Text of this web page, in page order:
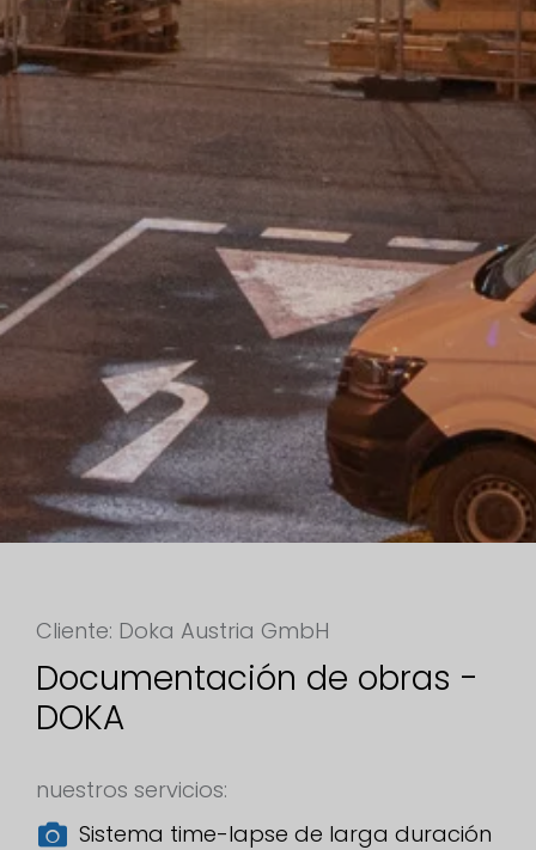
Cliente: Doka Austria GmbH
Documentación de obras -
DOKA
nuestros servicios:
Sistema time-lapse de larga duración